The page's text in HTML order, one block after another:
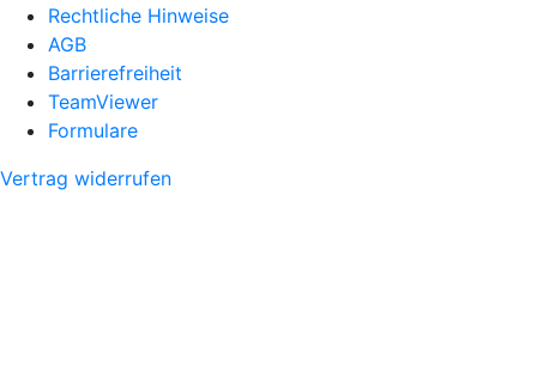
Rechtliche Hinweise
AGB
Barrierefreiheit
TeamViewer
Formulare
Vertrag widerrufen